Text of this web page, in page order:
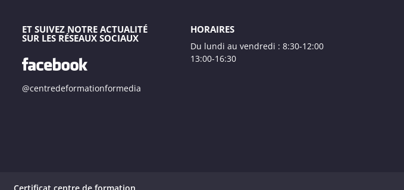
ET SUIVEZ NOTRE ACTUALITÉ
SUR LES RÉSEAUX SOCIAUX
@centredeformationformedia
HORAIRES
Du lundi au vendredi : 8:30-12:00
13:00-16:30